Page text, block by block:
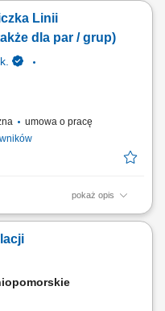
Kontrola jakości;
Linii
(praca także dla par / grup)
umowa o pracę
pokaż opis
prac produkcyjnych przy
napojów; Kontrola
pomocniczych na terenie